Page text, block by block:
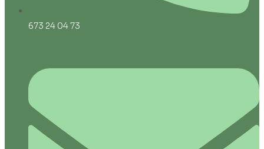
673 24 04 73